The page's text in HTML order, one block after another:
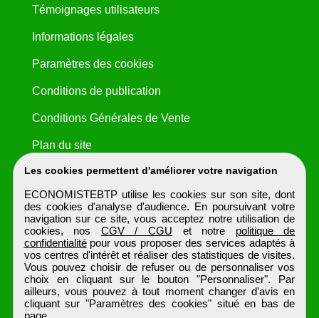
Les cookies permettent d'améliorer votre navigation
ECONOMISTEBTP utilise les cookies sur son site, dont
des cookies d'analyse d'audience. En poursuivant votre
navigation sur ce site, vous acceptez notre utilisation de
cookies, nos CGV / CGU et notre politique de
confidentialitépour vous proposer des services adaptés à
vos centres d'intérêt et réaliser des statistiques de visites.
Vous pouvez choisir de refuser ou de personnaliser vos
choix en cliquant sur le bouton "Personnaliser". Par
ailleurs, vous pouvez à tout moment changer d'avis en
cliquant sur "Paramètres des cookies" situé en bas de
page.
Témoignages utilisateurs
Informations légales
Paramètres des cookies
Conditions de publication
Conditions Générales de Vente
Plan du site